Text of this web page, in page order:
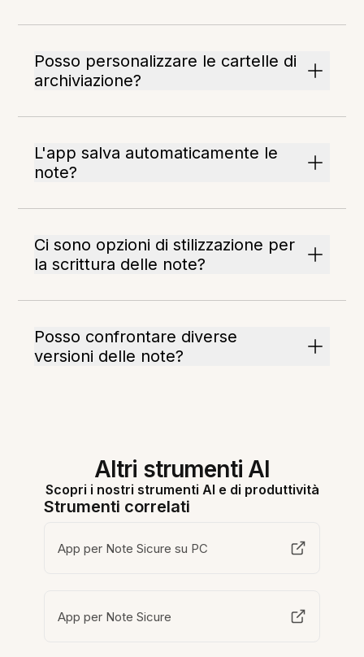
Posso personalizzare le cartelle di
archiviazione?
L'app salva automaticamente le
note?
Ci sono opzioni di stilizzazione per
la scrittura delle note?
Posso confrontare diverse
versioni delle note?
Altri strumenti AI
Scopri i nostri strumenti AI e di produttività
Strumenti correlati
App per Note Sicure su PC
App per Note Sicure